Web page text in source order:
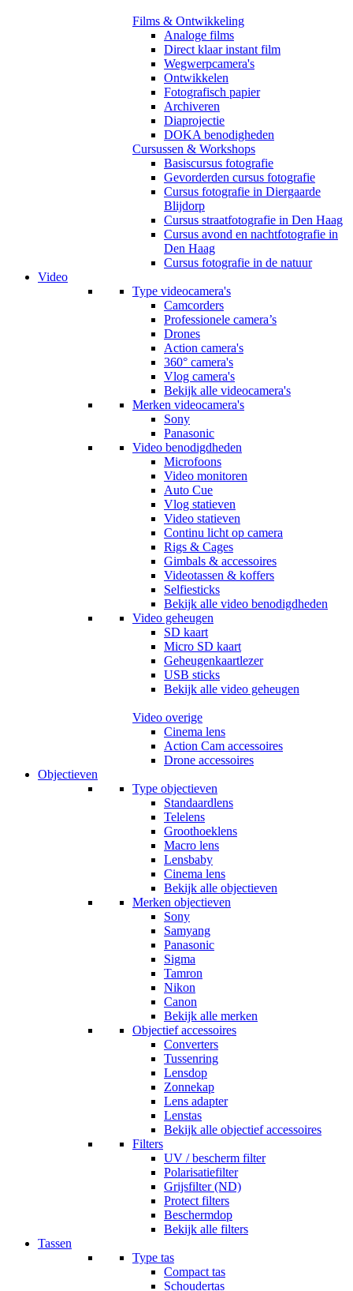
Films & Ontwikkeling
Analoge films
Direct klaar instant film
Wegwerpcamera's
Ontwikkelen
Fotografisch papier
Archiveren
Diaprojectie
DOKA benodigheden
Cursussen & Workshops
Basiscursus fotografie
Gevorderden cursus fotografie
Cursus fotografie in Diergaarde
Blijdorp
Cursus straatfotografie in Den Haag
Cursus avond en nachtfotografie in
Den Haag
Cursus fotografie in de natuur
Video
Type videocamera's
Camcorders
Professionele camera’s
Drones
Action camera's
360° camera's
Vlog camera's
Bekijk alle videocamera's
Merken videocamera's
Sony
Panasonic
Video benodigdheden
Microfoons
Video monitoren
Auto Cue
Vlog statieven
Video statieven
Continu licht op camera
Rigs & Cages
Gimbals & accessoires
Videotassen & koffers
Selfiesticks
Bekijk alle video benodigdheden
Video geheugen
SD kaart
Micro SD kaart
Geheugenkaartlezer
USB sticks
Bekijk alle video geheugen
Video overige
Cinema lens
Action Cam accessoires
Drone accessoires
Objectieven
Type objectieven
Standaardlens
Telelens
Groothoeklens
Macro lens
Lensbaby
Cinema lens
Bekijk alle objectieven
Merken objectieven
Sony
Samyang
Panasonic
Sigma
Tamron
Nikon
Canon
Bekijk alle merken
Objectief accessoires
Converters
Tussenring
Lensdop
Zonnekap
Lens adapter
Lenstas
Bekijk alle objectief accessoires
Filters
UV / bescherm filter
Polarisatiefilter
Grijsfilter (ND)
Protect filters
Beschermdop
Bekijk alle filters
Tassen
Type tas
Compact tas
Schoudertas